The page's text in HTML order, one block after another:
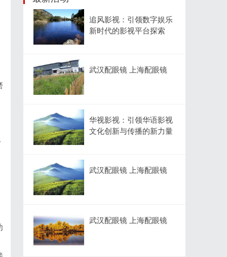
追风影视：引领数字娱乐
新时代的影视平台探索
武汉配眼镜 上海配眼镜
华视影视：引领华语影视
文化创新与传播的新力量
武汉配眼镜 上海配眼镜
武汉配眼镜 上海配眼镜